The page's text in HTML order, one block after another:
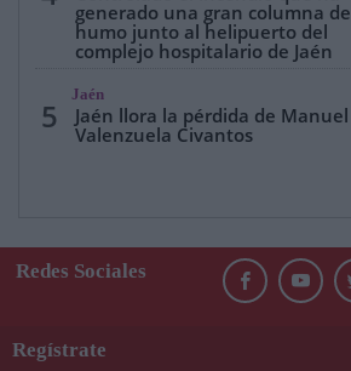
generado una gran columna de
humo junto al helipuerto del
complejo hospitalario de Jaén
5
Jaén
Jaén llora la pérdida de Manuel
Valenzuela Civantos
Redes Sociales
Regístrate